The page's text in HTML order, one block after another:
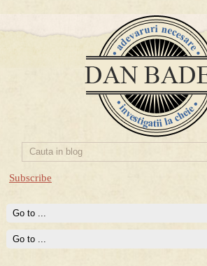
Subscribe
Prima mea carte publicata (Nemira)
Averea Presedintelui: prima lucrare
conturi secrete ale Securitatii.